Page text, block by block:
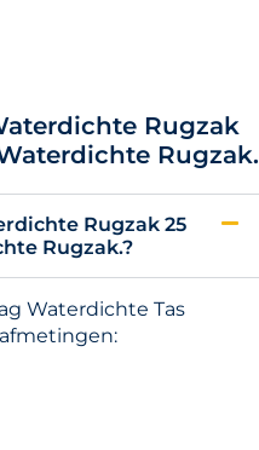
Rugzak
Rugzak.
Rugzak 25
Rugzak.?
Waterdichte Tas